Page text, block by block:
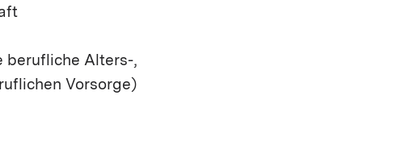
berufliche Alters-,
Vorsorge)